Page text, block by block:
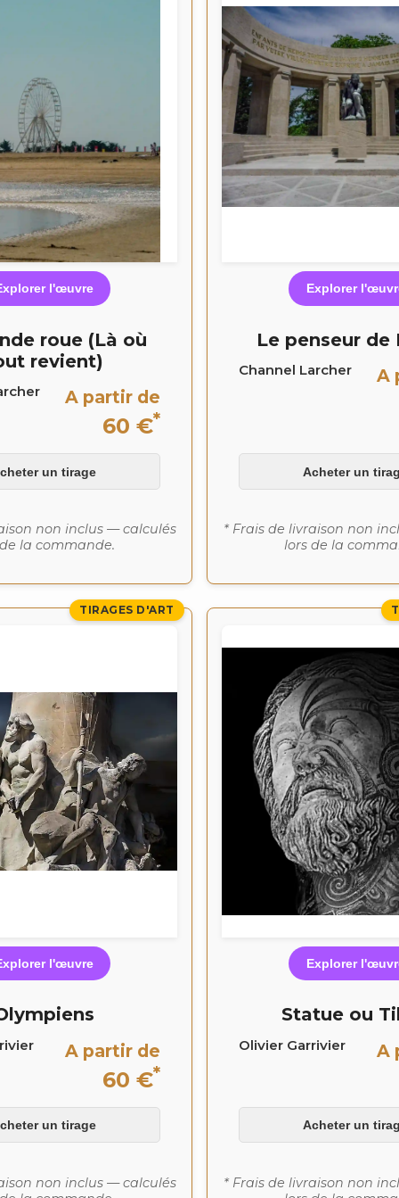
l'œuvre
roue (Là où
revient)
A partir de
60 €*
un tirage
non inclus — calculés
la commande.
Explorer
Le penseur de
Channel Larcher A
Acheter un
* Frais de livraison non
lors de la
TIRAGES D'ART
l'œuvre
A partir de
60 €*
un tirage
non inclus — calculés
Explorer
Statue ou
Olivier Garrivier A
Acheter un
* Frais de livraison non